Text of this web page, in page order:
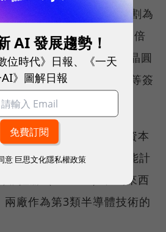
（或稱晶棒，Ingot）切割為
穩定，進而讓晶圓產能翻倍
飛凌還與3大主要碳化矽晶圓
、GTAT與昭和電工等簽
確保材料供貨無虞。
後，英飛凌在2021年的資本
Day）公開擴充產能計
菲拉赫（Villach）和馬來西
廠作為第3類半導體技術的
AI 發展趨勢！
位時代》日報、《一天
》圖解日報
意 巨思文化隱私權政策